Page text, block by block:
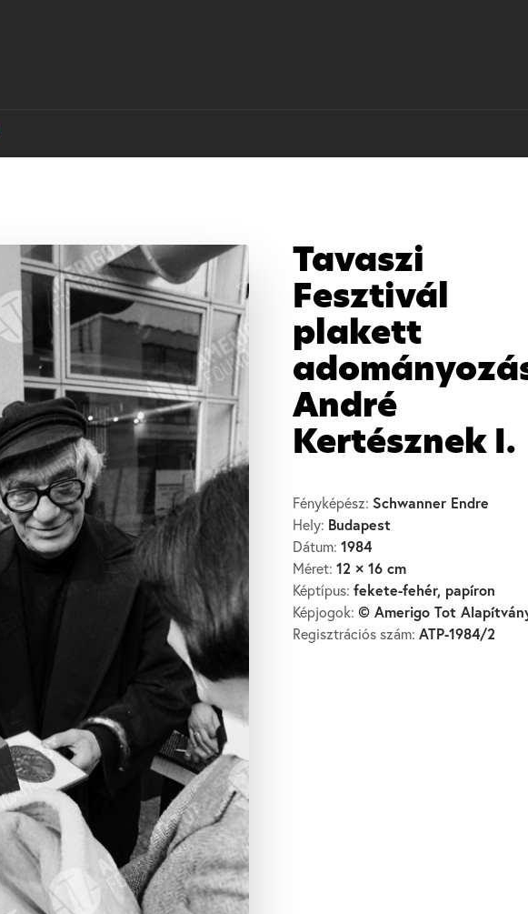
Tavaszi
Fesztivál
plakett
André
Kertésznek I.
Fényképész: Schwanner Endre
Hely: Budapest
Dátum: 1984
Méret: 12 × 16 cm
Képtípus: fekete-fehér, papíron
Képjogok: © Amerigo Tot
Regisztrációs szám: ATP-1984/2